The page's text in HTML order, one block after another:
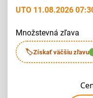
UTO 11.08.2026
množstevná zľava
🏷Získať väčšiu zľavu